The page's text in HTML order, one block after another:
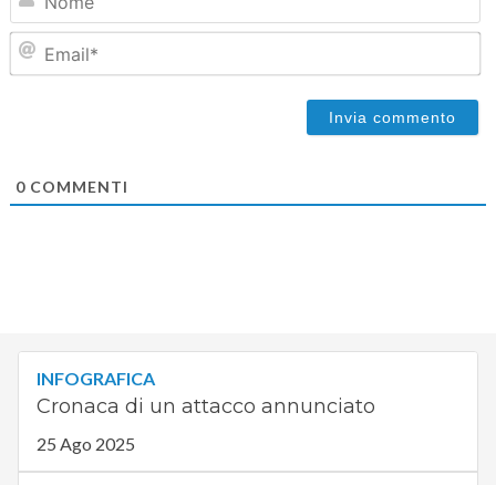
0COMMENTI
INFOGRAFICA
Cronaca di un attacco annunciato
25 Ago 2025